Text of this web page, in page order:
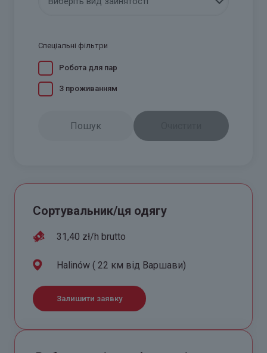
Сортувальник/ця одягу
31,40 zł/h brutto
Halinów ( 22 км від Варшави)
Залишити заявку
Спеціальні фільтри
Робота для пар
З проживанням
Пошук